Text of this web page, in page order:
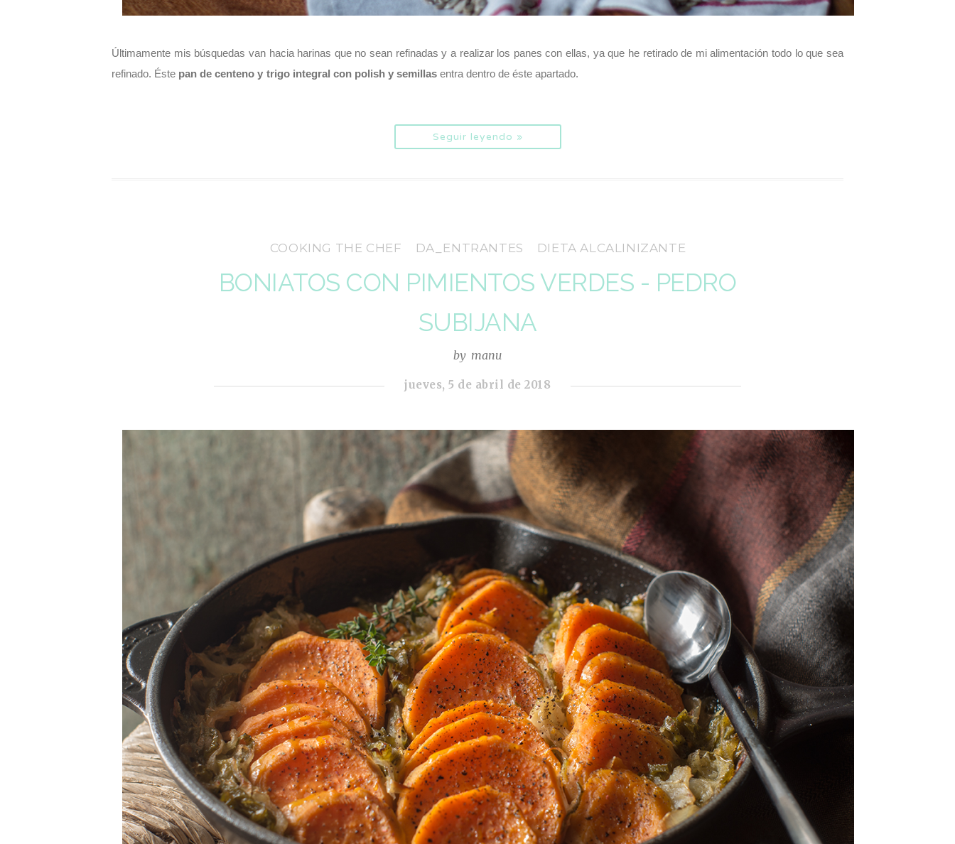
Últimamente mis búsquedas van hacia harinas que no sean refinadas y a realizar los panes con ellas, ya que he retirado de mi alimentación todo lo que sea
refinado. Éste pan de centeno y trigo integral con polish y semillasentra dentro de éste apartado.
Seguir leyendo »
COOKING THE CHEF DA_ENTRANTES DIETA ALCALINIZANTE
BONIATOS CON PIMIENTOS VERDES - PEDRO
SUBIJANA
by manu
jueves, 5 de abril de 2018